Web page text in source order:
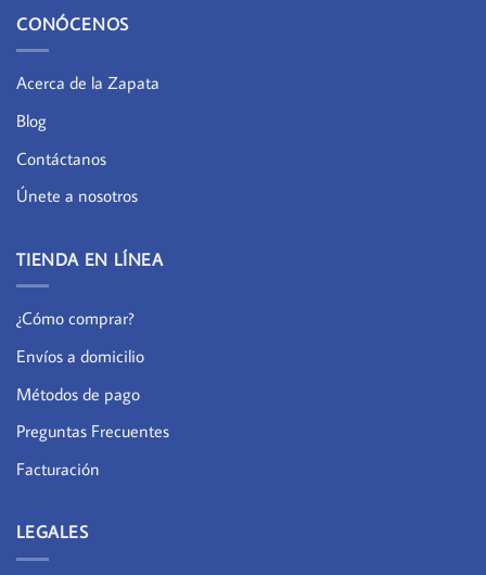
CONÓCENOS
Acerca de la Zapata
Blog
Contáctanos
Únete a nosotros
TIENDA EN LÍNEA
¿Cómo comprar?
Envíos a domicilio
Métodos de pago
Preguntas Frecuentes
Facturación
LEGALES